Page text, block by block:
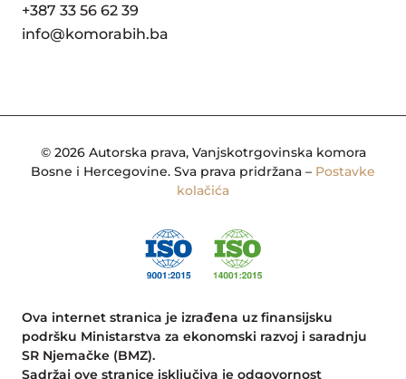
+387 33 56 62 39
info@komorabih.ba
© 2026 Autorska prava, Vanjskotrgovinska komora
Bosne i Hercegovine. Sva prava pridržana – Postavke
kolačića
Ova internet stranica je izrađena uz finansijsku
podršku Ministarstva za ekonomski razvoj i saradnju
SR Njemačke (BMZ).
Sadržaj ove stranice isključiva je odgovornost